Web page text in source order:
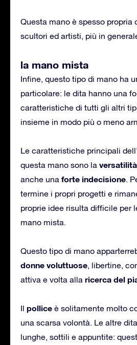
Questa mano è spesso propria
scultori ed artisti, più in
la mano mista
Infine, questo tipo di mano ha
particolare: le dita hanno una
caratteristiche di tutti gli altri
insieme in modo più o meno
Le caratteristiche principali
questa mano sono la versatilità
anche una forte indecisione.
termine i propri progetti e
proprie idee risulta difficile per
mano mista.
Questo tipo di mano
donne voluttuose, libertine,
attiva e volta alla ricerca del
Il pollice è solitamente molto
una scarsa volontà. Le altre
lunghe, sottili e appuntite: